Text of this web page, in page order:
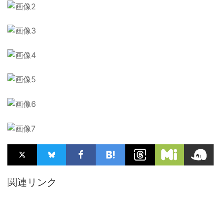
関連リンク